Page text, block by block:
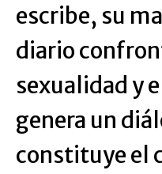
escribe, su
diario
sexualidad y
genera un
constituye el